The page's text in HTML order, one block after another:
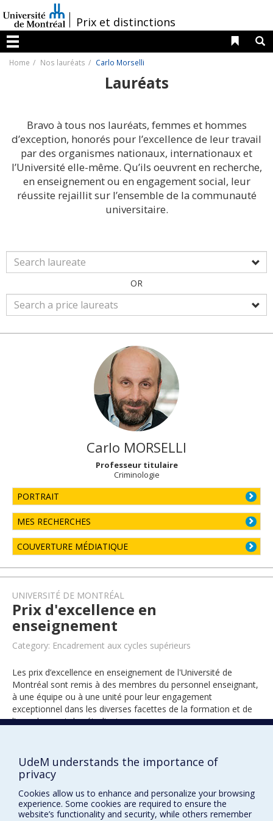
au
contenu
/Prix et distinctions
Menu
Liens
Home Nos lauréats Carlo Morselli
Lauréats
Bravo à tous nos lauréats, femmes et hommes
d’exception, honorés pour l’excellence de leur travail
par des organismes nationaux, internationaux et
l’Université elle-même. Qu’ils oeuvrent en recherche,
en enseignement ou en engagement social, leur
réussite rejaillit sur l’ensemble de la communauté
universitaire.
OR
Carlo MORSELLI
Professeur titulaire
Criminologie
PORTRAIT
MES RECHERCHES
COUVERTURE MÉDIATIQUE
UNIVERSITÉ DE MONTRÉAL
Prix d'excellence en
enseignement
Category: Encadrement aux cycles supérieurs
Les prix d’excellence en enseignement de l'Université de
Montréal sont remis à des membres du personnel enseignant,
à une équipe ou à une unité pour leur engagement
exceptionnel dans les diverses facettes de la formation et de
l’encadrement des étudiants.
UdeM understands the importance of
privacy
Cookies allow us to enhance and personalize your browsing
experience. Some cookies are required to ensure the
website’s functionality and security, while others remember